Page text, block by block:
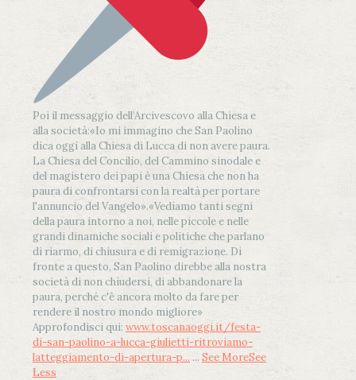
Poi il messaggio dell’Arcivescovo alla Chiesa e
alla società:«Io mi immagino che San Paolino
dica oggi alla Chiesa di Lucca di non avere paura.
La Chiesa del Concilio, del Cammino sinodale e
del magistero dei papi è una Chiesa che non ha
paura di confrontarsi con la realtà per portare
l'annuncio del Vangelo».«Vediamo tanti segni
della paura intorno a noi, nelle piccole e nelle
grandi dinamiche sociali e politiche che parlano
di riarmo, di chiusura e di remigrazione. Di
fronte a questo, San Paolino direbbe alla nostra
società di non chiudersi, di abbandonare la
paura, perché c'è ancora molto da fare per
rendere il nostro mondo migliore»
Approfondisci qui: www.toscanaoggi.it/festa-
di-san-paolino-a-lucca-giulietti-ritroviamo-
latteggiamento-di-apertura-p... ... See MoreSee
Less